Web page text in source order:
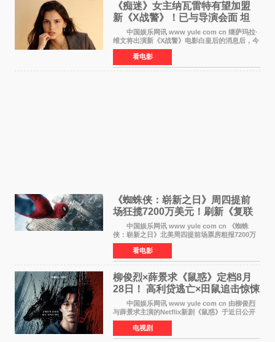
《痴迷》女主纳瓦雷特有望加盟
新《X战警》！已与导演会面 坦
言“魔形女一直很酷”
中国娱乐网讯 www yule com cn 继萨玛拉·
维文将出演新《X战警》电影白皇后的消息后，今
年暑期档大热恐怖片《痴迷》女主角印达·纳瓦雷
特也有望加盟这部备受瞩目的漫威新作——目前
还处于有
看电影
《蜘蛛侠：崭新之日》周四提前
场狂揽7200万美元！刷新《复联
4》保持影史纪录
中国娱乐网讯 www yule com cn 《蜘蛛
侠：崭新之日》北美周四提前场票房粗报7200万
美元，创下影史单片北美提前场票房新纪录——
此前该纪录由《复仇者联盟4：终局之战》的6000
万美元保持，本
看电影
柳俊烈×薛景求《鼠惑》定档8月
28日！ 高利贷逃亡×田鼠追击惊悚
来袭
中国娱乐网讯 www yule com cn 由柳俊烈
与薛景求主演的Netflix新剧《鼠惑》于近日公开
主海报，正式定档8月28日上线。 海报中，柳
俊烈与薛景求背对背站立，各自朝向相反方向，
幽暗的色调与
电视剧